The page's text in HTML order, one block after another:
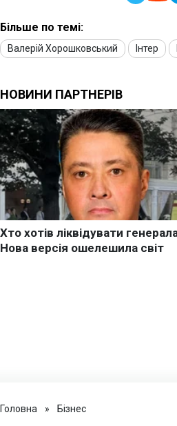
Більше по темі:
Валерій Хорошковський Інтер
Головна » Бізнес